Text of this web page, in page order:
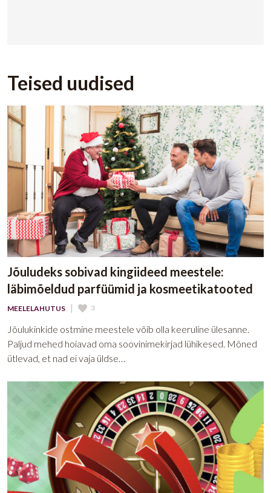
Teised uudised
Jõuludeks sobivad kingiideed meestele:
läbimõeldud parfüümid ja kosmeetikatooted
MEELELAHUTUS | 3
Jõulukinkide ostmine meestele võib olla keeruline ülesanne.
Paljud mehed hoiavad oma soovinimekirjad lühikesed. Mõned
ütlevad, et nad ei vaja üldse…